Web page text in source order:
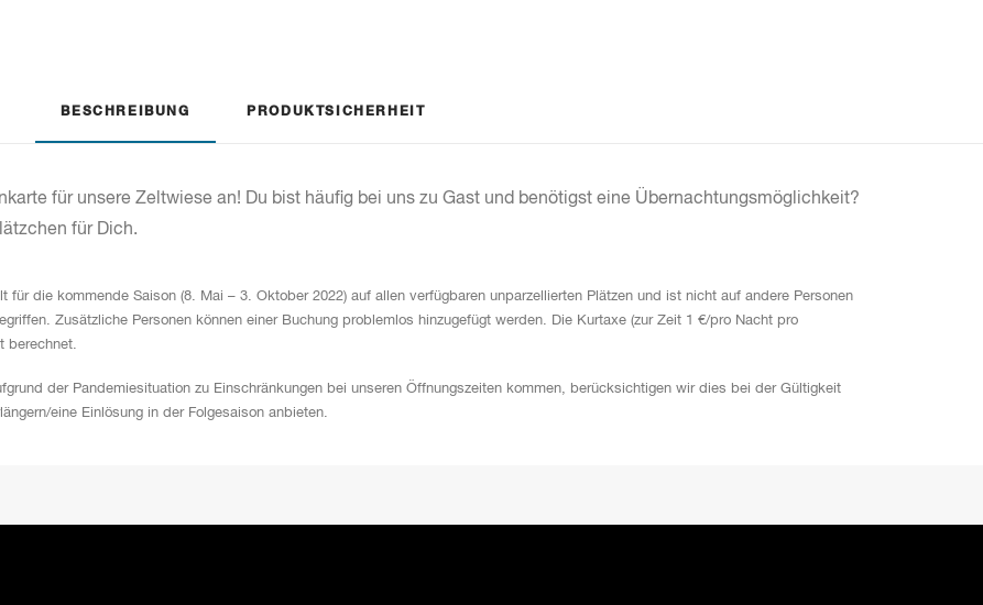
BESCHREIBUNG PRODUKTSICHERHEIT
für unsere Zeltwiese an! Du bist häufig bei uns zu Gast und benötigst eine Übernachtungsmöglichkeit?
für Dich.
für die kommende Saison (8. Mai – 3. Oktober 2022) auf allen verfügbaren unparzellierten Plätzen und ist nicht auf andere Personen
Zusätzliche Personen können einer Buchung problemlos hinzugefügt werden. Die Kurtaxe (zur Zeit 1 €/pro Nacht pro
berechnet.
der Pandemiesituation zu Einschränkungen bei unseren Öffnungszeiten kommen, berücksichtigen wir dies bei der Gültigkeit
eine Einlösung in der Folgesaison anbieten.